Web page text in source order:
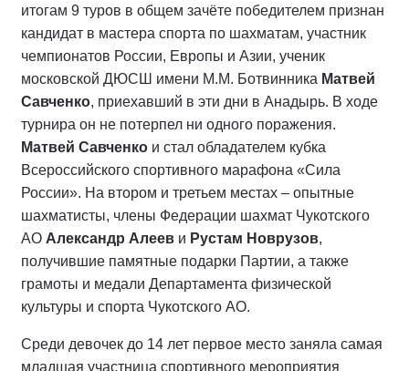
итогам 9 туров в общем зачёте победителем признан
кандидат в мастера спорта по шахматам, участник
чемпионатов России, Европы и Азии, ученик
московской ДЮСШ имени М.М. Ботвинника Матвей
Савченко, приехавший в эти дни в Анадырь. В ходе
турнира он не потерпел ни одного поражения.
Матвей Савченко и стал обладателем кубка
Всероссийского спортивного марафона «Сила
России». На втором и третьем местах – опытные
шахматисты, члены Федерации шахмат Чукотского
АО Александр Алеев и Рустам Новрузов,
получившие памятные подарки Партии, а также
грамоты и медали Департамента физической
культуры и спорта Чукотского АО.
Среди девочек до 14 лет первое место заняла самая
младшая участница спортивного мероприятия